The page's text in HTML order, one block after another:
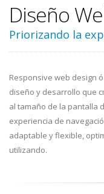
Diseño
Priorizando la
Responsive web design
diseño y desarrollo que
al tamaño de la pantalla
experiencia de
adaptable y flexible,
utilizando.